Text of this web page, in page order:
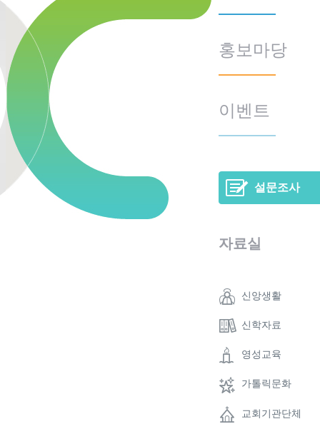
홍보마당
이벤트
설문조사
자료실
신앙생활
신학자료
영성교육
가톨릭문화
교회기관단체